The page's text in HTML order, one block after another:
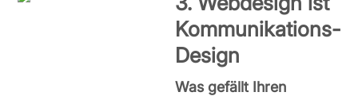
Kommunikations-
Design
Was gefällt Ihren